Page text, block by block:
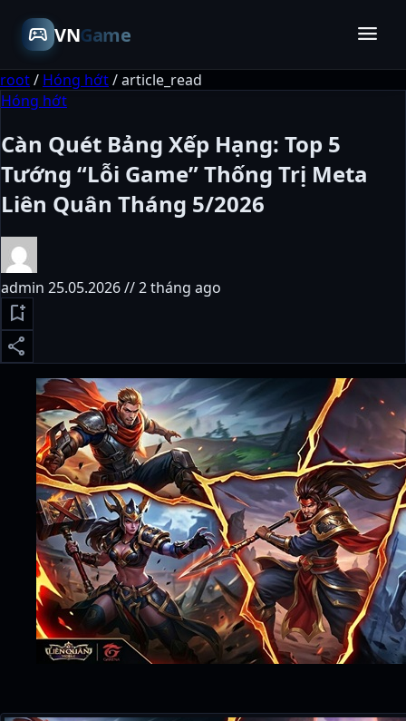
sports_esports VNGame menu
root/ Hóng hớt/article_read
Hóng hớt
Càn Quét Bảng Xếp Hạng: Top 5
Tướng “Lỗi Game” Thống Trị Meta
Liên Quân Tháng 5/2026
admin 25.05.2026 // 2 tháng ago
bookmark_add
share